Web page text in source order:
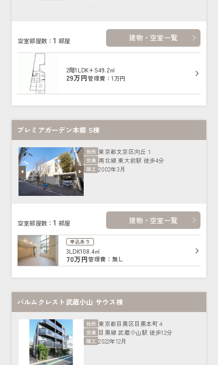
空室部屋数：1 部屋 建物・空室一覧
2階1LDK+S49.2㎡
29万円管理費：1万円
プレミアガーデン本郷 S棟
住所 東京都文京区向丘１
交通 南北線 東大前駅 徒歩4分
竣工 2002年3月
空室部屋数：1 部屋 建物・空室一覧
申込あり
3LDK108.4㎡
70万円管理費：無し
パルムクレスト武蔵小山 サウス棟
住所 東京都目黒区目黒本町４
交通 目黒線 武蔵小山駅 徒歩12分
竣工 2022年12月